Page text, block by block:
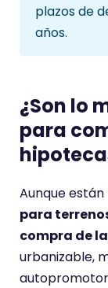
plazos de
años.
¿Son lo
para
Aunque
para
compra de
urbanizable,